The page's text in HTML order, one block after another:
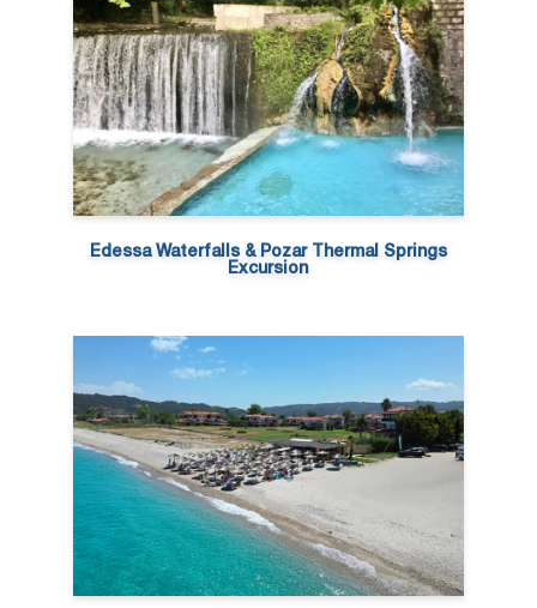
Edessa Waterfalls & Pozar Thermal Springs
Excursion